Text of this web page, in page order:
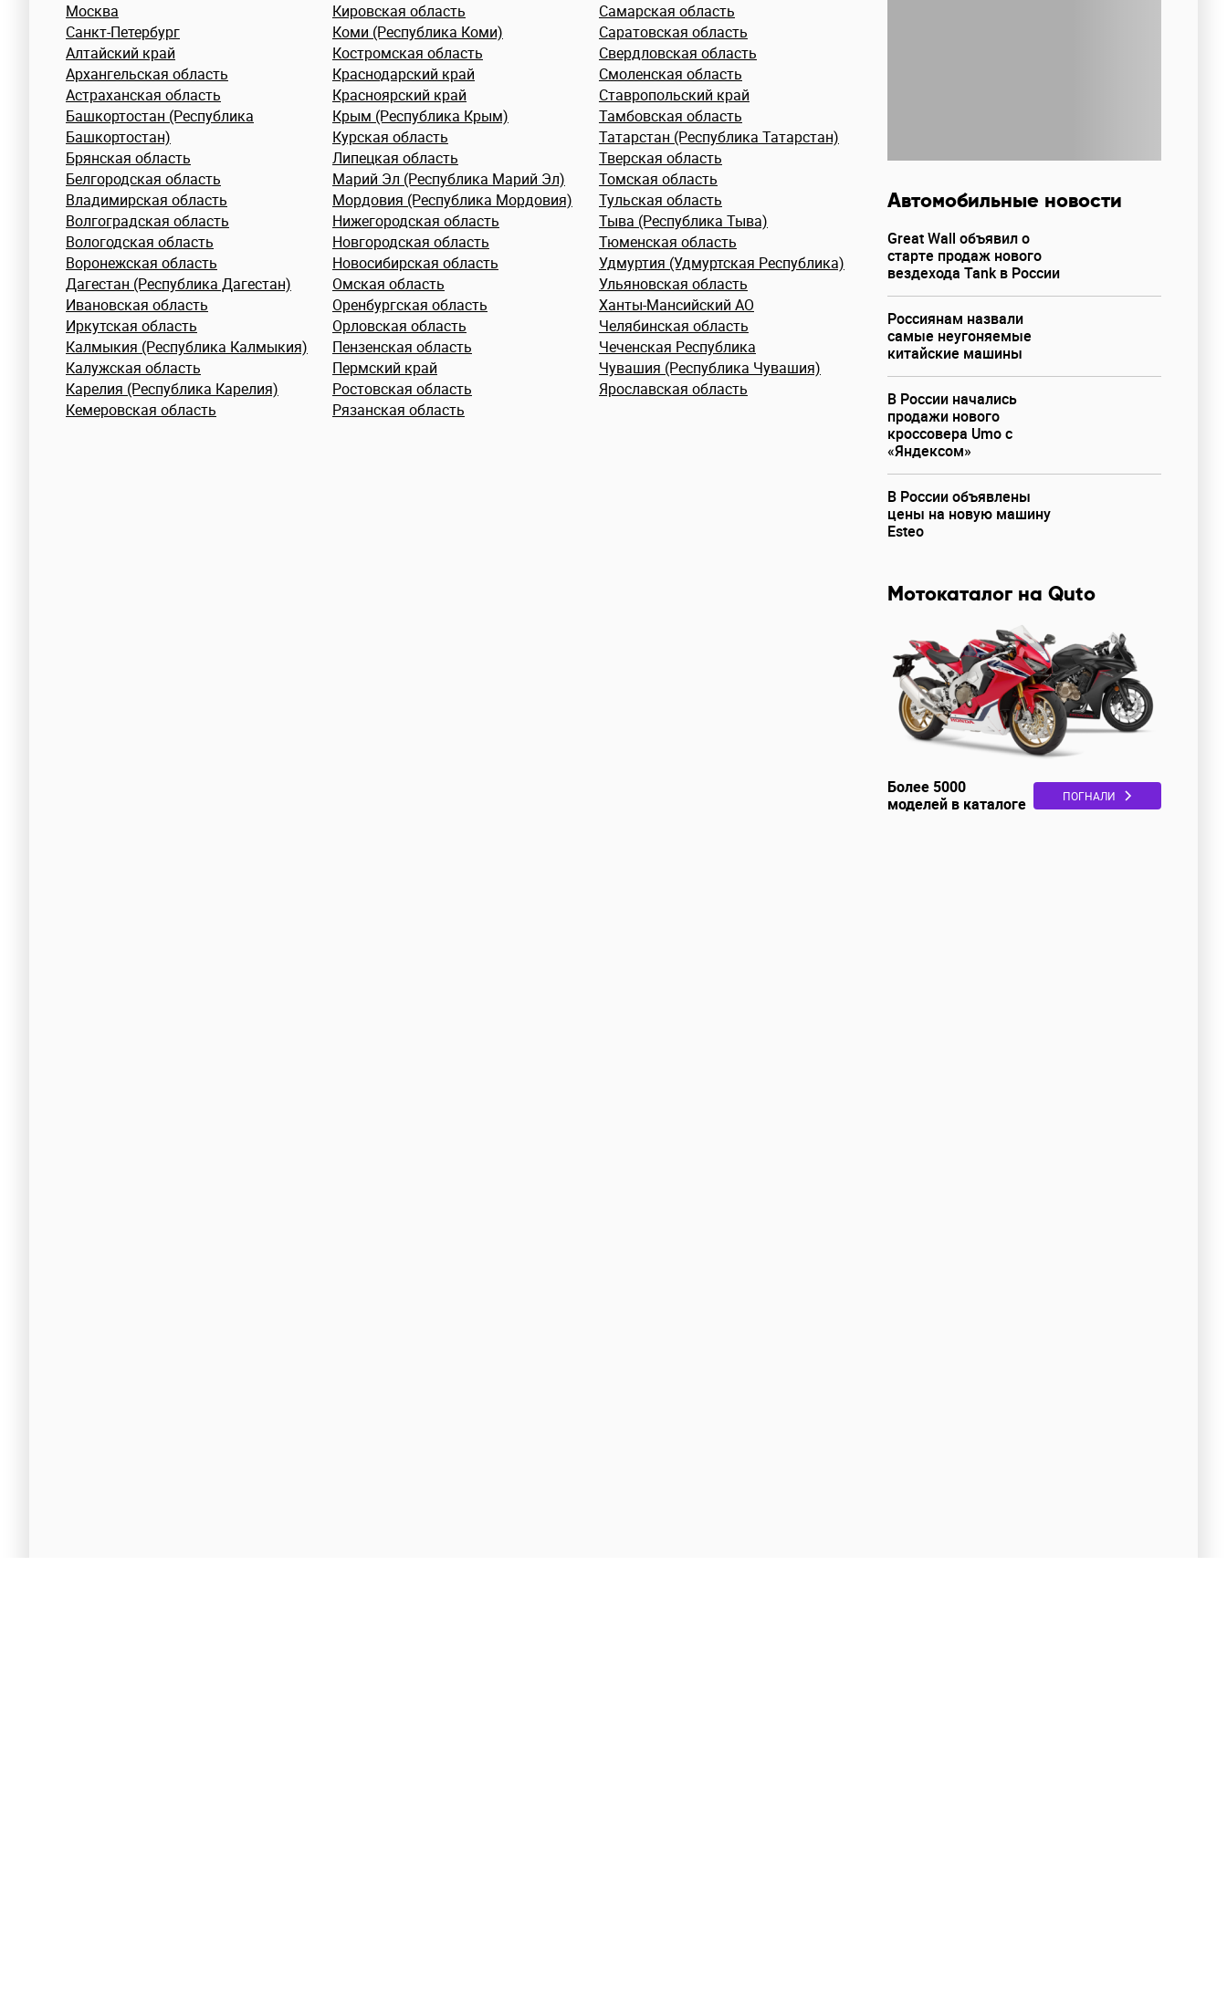
Москва
Санкт-Петербург
Алтайский край
Архангельская область
Астраханская область
Башкортостан (Республика
Башкортостан)
Брянская область
Белгородская область
Владимирская область
Волгоградская область
Вологодская область
Воронежская область
Дагестан (Республика Дагестан)
Ивановcкая область
Иркутская область
Калмыкия (Республика Калмыкия)
Калужская область
Карелия (Республика Карелия)
Кемеровская область
Кировская область
Коми (Республика Коми)
Костромская область
Краснодарский край
Красноярский край
Крым (Республика Крым)
Курская область
Липецкая область
Марий Эл (Республика Марий Эл)
Мордовия (Республика Мордовия)
Нижегородская область
Новгородская область
Новосибирская область
Омская область
Оренбургская область
Орловская область
Пензенская область
Пермский край
Ростовская область
Рязанская область
Самарская область
Саратовская область
Свердловская область
Смоленская область
Ставропольский край
Тамбовская область
Татарстан (Республика Татарстан)
Тверская область
Томская область
Тульская область
Тыва (Республика Тыва)
Тюменская область
Удмуртия (Удмуртская Республика)
Ульяновская область
Ханты-Мансийский АО
Челябинская область
Чеченская Республика
Чувашия (Республика Чувашия)
Ярославская область
Автомобильные новости
Great Wall объявил о
старте продаж нового
вездехода Tank в России
Россиянам назвали
самые неугоняемые
китайские машины
В России начались
продажи нового
кроссовера Umo с
«Яндексом»
В России объявлены
цены на новую машину
Esteo
Мотокаталог на Quto
Более 5000
моделей в каталоге
ПОГНАЛИ